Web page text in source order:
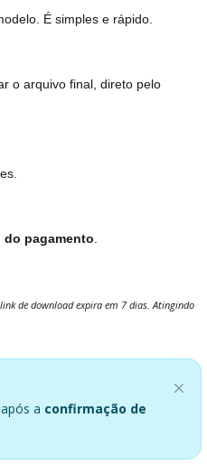
É simples e rápido.
o arquivo final, direto pelo
pagamento.
de download expira em 7 dias. Atingindo
após a confirmação de